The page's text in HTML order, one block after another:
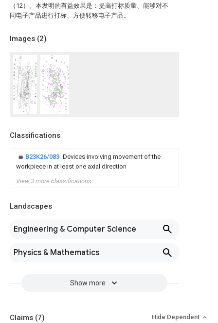
（12）。本发明的有益效果是：提高打标质量、能够对不
同电子产品进行打标、方便转移电子产品。
Images (2)
Classifications
B23K26/083 Devices involving movement of the
workpiece in at least one axial direction
View 3 more classifications
Landscapes
Engineering & Computer Science
Physics & Mathematics
Show more
Claims (7) Hide Dependent